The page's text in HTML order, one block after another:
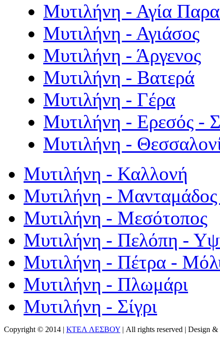
Μυτιλήνη - Αγία
Μυτιλήνη - Αγιάσος
Μυτιλήνη - Άργενος
Μυτιλήνη - Βατερά
Μυτιλήνη - Γέρα
Μυτιλήνη - Ερεσός -
Μυτιλήνη -
Μυτιλήνη - Καλλονή
Μυτιλήνη - Μανταμάδος
Μυτιλήνη - Μεσότοπος
Μυτιλήνη - Πελόπη -
Μυτιλήνη - Πέτρα -
Μυτιλήνη - Πλωμάρι
Μυτιλήνη - Σίγρι
Copyright © 2014 | ΚΤΕΛ ΛΕΣΒΟΥ | All rights reserved | Design &